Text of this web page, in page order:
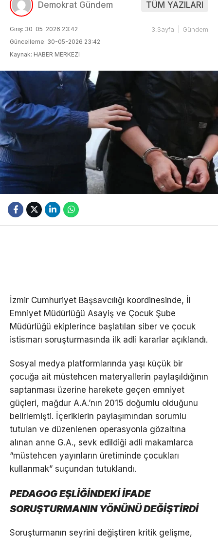
Demokrat Gündem TÜM YAZILARI
Giriş: 30-05-2026 23:42
Güncelleme: 30-05-2026 23:42
Kaynak: HABER MERKEZI
3.Sayfa Gündem
İzmir Cumhuriyet Başsavcılığı koordinesinde, İl
Emniyet Müdürlüğü Asayiş ve Çocuk Şube
Müdürlüğü ekiplerince başlatılan siber ve çocuk
istismarı soruşturmasında ilk adli kararlar açıklandı.
Sosyal medya platformlarında yaşı küçük bir
çocuğa ait müstehcen materyallerin paylaşıldığının
saptanması üzerine harekete geçen emniyet
güçleri, mağdur A.A.’nın 2015 doğumlu olduğunu
belirlemişti. İçeriklerin paylaşımından sorumlu
tutulan ve düzenlenen operasyonla gözaltına
alınan anne G.A., sevk edildiği adli makamlarca
“müstehcen yayınların üretiminde çocukları
kullanmak” suçundan tutuklandı.
PEDAGOG EŞLİĞİNDEKİ İFADE
SORUŞTURMANIN YÖNÜNÜ DEĞİŞTİRDİ
Soruşturmanın seyrini değiştiren kritik gelişme,